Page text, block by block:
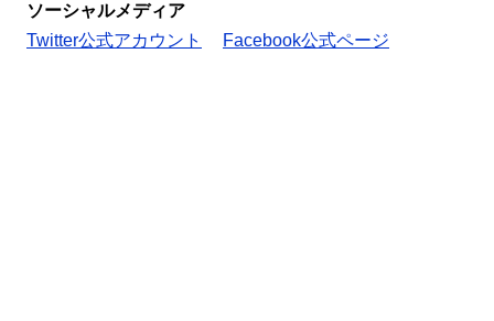
ソーシャルメディア
Twitter公式アカウント
Facebook公式ページ